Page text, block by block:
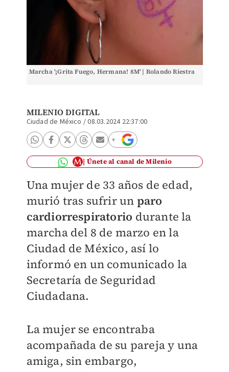
Marcha '¡Grita Fuego, Hermana! 8M' | Rolando Riestra
MILENIO DIGITAL
Ciudad de México /08.03.2024 22:37:00
Únete al canal de Milenio
Una mujer de 33 años de edad,
murió tras sufrir un paro
cardiorrespiratorio durante la
marcha del 8 de marzo en la
Ciudad de México, así lo
informó en un comunicado la
Secretaría de Seguridad
Ciudadana.
La mujer se encontraba
acompañada de su pareja y una
amiga, sin embargo,